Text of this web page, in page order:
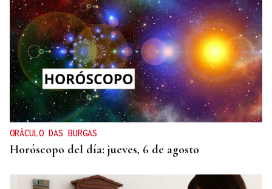
ORÁCULO DAS BURGAS
Horóscopo del día: jueves, 6 de agosto